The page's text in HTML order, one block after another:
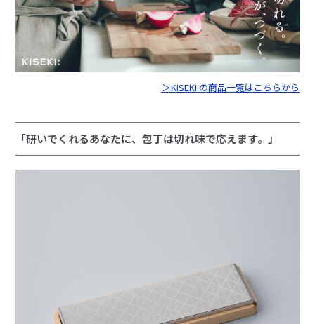
＞KISEKI:の商品一覧はこちらから
「研いでくれるあなたに、包丁は切れ味で応えます。」